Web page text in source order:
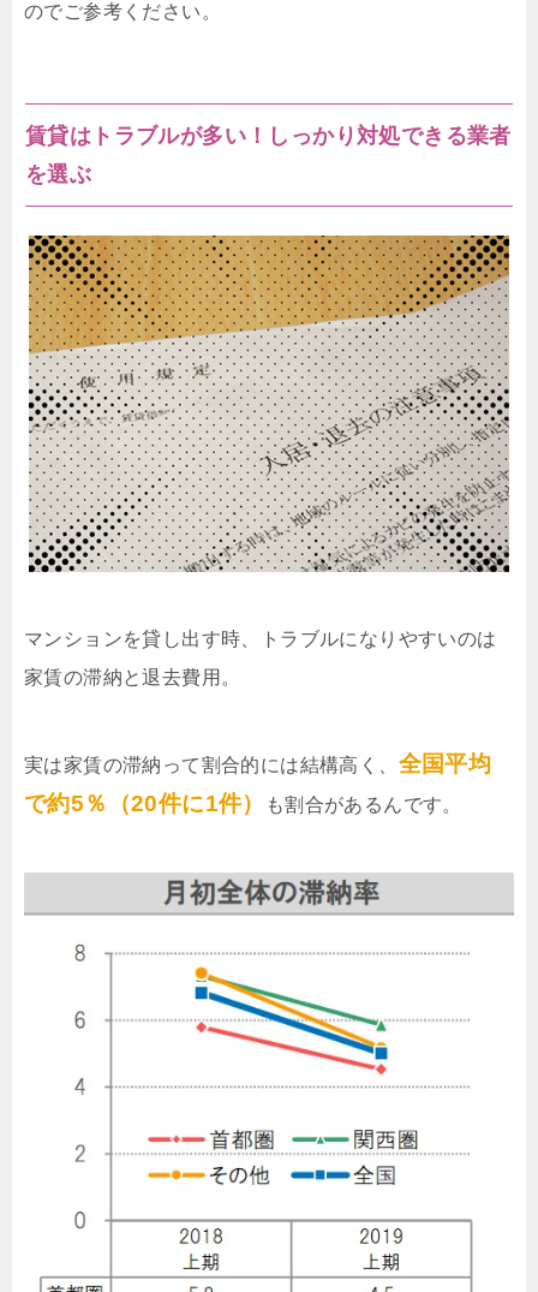
のでご参考ください。
賃貸はトラブルが多い！しっかり対処できる業者
を選ぶ
マンションを貸し出す時、トラブルになりやすいのは
家賃の滞納と退去費用。
実は家賃の滞納って割合的には結構高く、 全国平均
で約5％（20件に1件）
も割合があるんです。